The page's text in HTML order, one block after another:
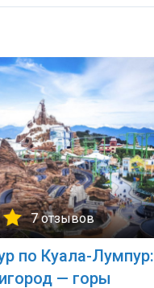
7 отзывов
по Куала-Лумпур:
— горы